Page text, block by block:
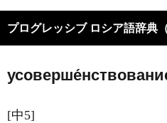
プログレッシブ ロシア語辞典
[中5]